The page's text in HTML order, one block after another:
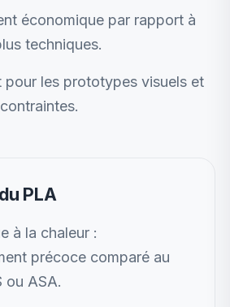
économique par rapport à
techniques.
pour les prototypes visuels et
PLA
à la chaleur :
précoce comparé au
ou ASA.